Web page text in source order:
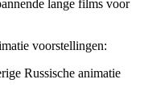
lange films voor
voorstellingen:
Russische animatie